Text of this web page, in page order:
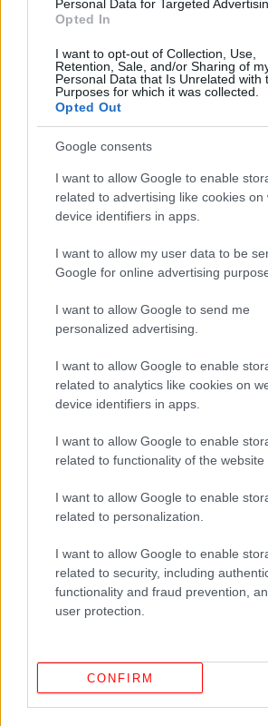
Personal Data for Targeted
Opted In
I want to opt-out of Collection, Use,
Retention, Sale, and/or Sharing of
Personal Data that Is Unrelated with
Purposes for which it was collected.
Opted Out
Google consents
I want to allow Google to enable
related to advertising like cookies on
device identifiers in apps.
I want to allow my user data to be
Google for online advertising
I want to allow Google to send me
personalized advertising.
I want to allow Google to enable
related to analytics like cookies on
device identifiers in apps.
I want to allow Google to enable
related to functionality of the website
I want to allow Google to enable
related to personalization.
I want to allow Google to enable
related to security, including
functionality and fraud prevention,
user protection.
CONFIRM
ΚΟΣΜΟΣ 27/01/2026 11:23
Η Γερμανία χαιρετίζει την
ΕΕ-Ινδίας: Κινητήρας ανάπτυξης
απασχόλησης
ΟΙΚΟΝΟΜΙΑ 27/01/2026 07:53
Ιστορικό deal ΕΕ- Ινδίας για το